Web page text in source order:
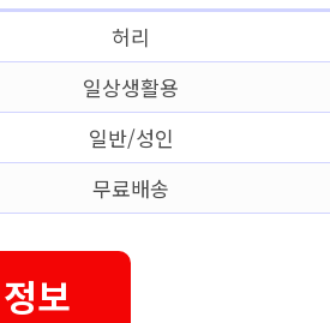
허리
일상생활용
일반/성인
무료배송
보